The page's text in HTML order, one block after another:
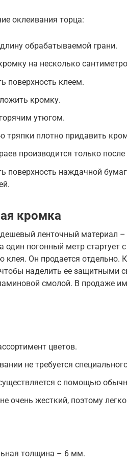
оклеивания торца:
обрабатываемой грани.
на несколько
поверхность клеем.
кромку.
утюгом.
плотно придавить
производится только
поверхность наждачной
кромка
ленточный материал
погонный метр стартует
Он продается отдельно.
наделить ее защитными
смолой. В продаже
цветов.
не требуется
с помощью
очень жесткий, поэтому
толщина – 6 мм.